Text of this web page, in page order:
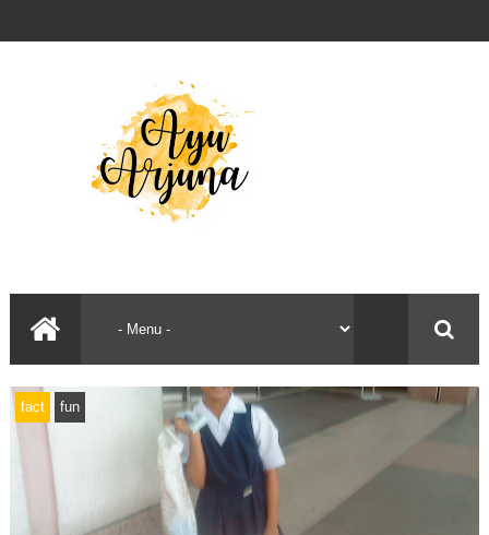
fact fun